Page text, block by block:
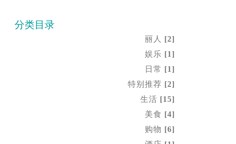
分类目录
丽人
[2]
娱乐 [1]
日常 [1]
特别推荐 [2]
生活 [15]
美食 [4]
购物 [6]